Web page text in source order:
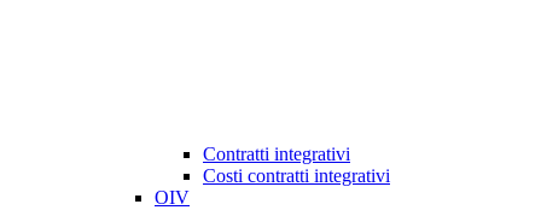
Contratti integrativi
Costi contratti integrativi
OIV